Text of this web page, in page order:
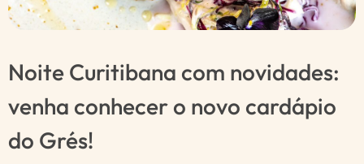
Noite Curitibana com novidades:
venha conhecer o novo cardápio
do Grés!